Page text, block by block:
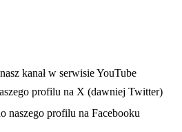
się w nowej karcie
kanał w serwisie YouTube
profilu na X (dawniej Twitter)
się w nowej karcie
naszego profilu na Facebooku